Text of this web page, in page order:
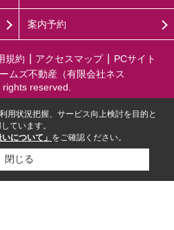
案内予約
規約 アクセスマップ
PCサイト
ムズ不動産（有限会社ネス
rights reserved.
用状況把握、サービス向上検討を目的と
ています。
について」 をご確認ください。
閉じる